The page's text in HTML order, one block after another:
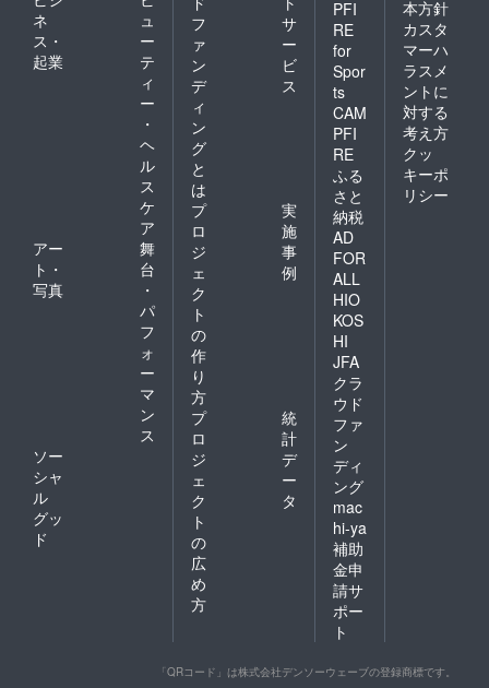
ネ
ス・
起業
ュ
ー
テ
ィ
ー
・
ヘ
ル
ス
ケ
ア
アー
ト・
写真
舞
台
・
パ
フ
ォ
ー
マ
ン
ス
ソー
シャ
ル
グッ
ド
フ
ァ
ン
デ
ィ
ン
グ
と
は
サ
ー
ビ
ス
プ
ロ
ジ
ェ
ク
ト
の
作
り
方
実
施
事
例
プ
ロ
ジ
ェ
ク
ト
の
広
め
方
統
計
デ
ー
タ
PFI
RE
for
Spor
ts
CAM
PFI
RE
ふる
さと
納税
AD
FOR
ALL
HIO
KOS
HI
JFA
クラ
ウド
ファ
ン
ディ
ング
mac
hi-ya
補助
金申
請サ
ポー
ト
本方針
カスタ
マーハ
ラスメ
ントに
対する
考え方
クッ
キーポ
リシー
「QRコード」は株式会社デンソーウェーブの登録商標です。